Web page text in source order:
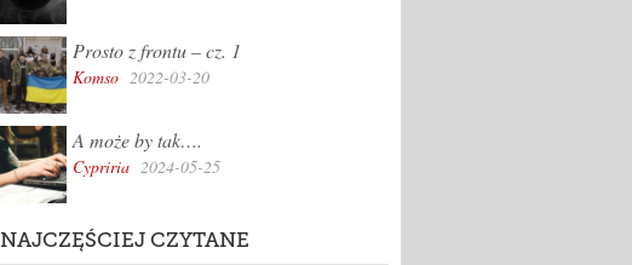
Prosto z frontu – cz. 1
Komso 2022-03-20
A może by tak….
Cypriria 2024-05-25
NAJCZĘŚCIEJ CZYTANE